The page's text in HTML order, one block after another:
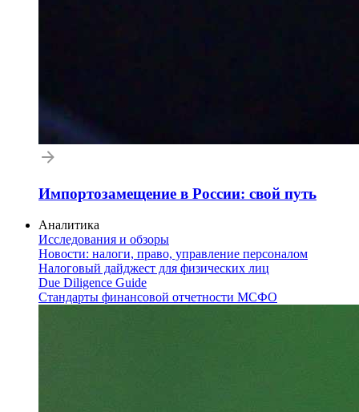
Импортозамещение в России: свой путь
Аналитика
Исследования и обзоры
Новости: налоги, право, управление персоналом
Налоговый дайджест для физических лиц
Due Diligence Guide
Стандарты финансовой отчетности МСФО